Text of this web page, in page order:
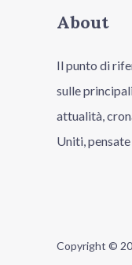
About
Il punto di
sulle
attualità,
Uniti,
Copyright ©